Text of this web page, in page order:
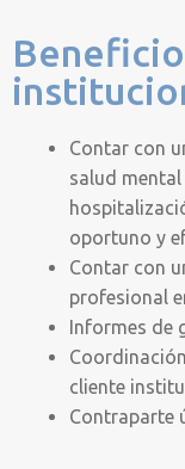
Contar con
salud
oportuno y
Contar con
profesional
Informes de
cliente
Contraparte